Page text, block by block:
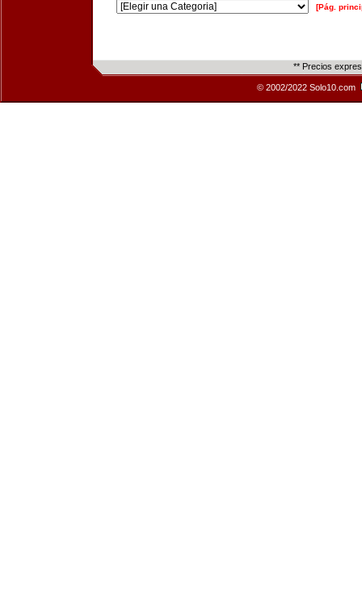
[Pág.
** Precios
© 2002/2022 Solo10.com